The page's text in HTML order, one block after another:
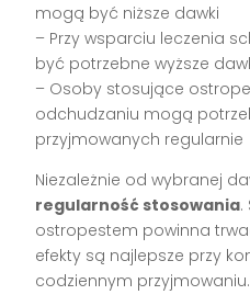
mogą być niższe dawki
– Przy wsparciu leczenia
być potrzebne wyższe
– Osoby stosujące
odchudzaniu mogą
przyjmowanych regularnie
Niezależnie od wybranej
regularność stosowania.
ostropestem powinna
efekty są najlepsze przy
codziennym przyjmowaniu.